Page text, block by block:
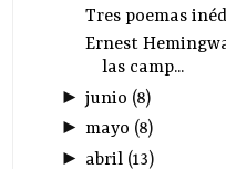
Tres poemas
Ernest
las camp...
► junio (8)
► mayo (8)
► abril(13)